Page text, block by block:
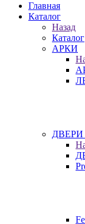
Главная
Каталог
Назад
Каталог
АРКИ